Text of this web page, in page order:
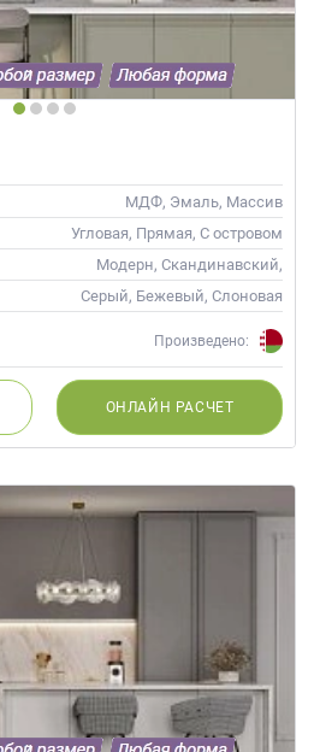
МДФ, Эмаль, Массив
Угловая, Прямая, С островом
Модерн, Скандинавский,
Неоклассика, Современные
Серый, Бежевый, Слоновая
кость, Кремовый
Произведено:
ОНЛАЙН РАСЧЕТ